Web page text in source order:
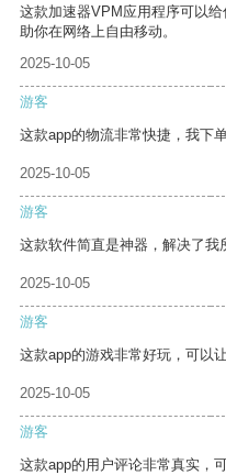
这款加速器VPM应用程序可以
助你在网络上自由移动。
2025-10-05
游客
这款app的物流非常快捷，我下
2025-10-05
游客
这款软件简直是神器，解决了我
2025-10-05
游客
这款app的游戏非常好玩，可以
2025-10-05
游客
这款app的用户评论非常真实，